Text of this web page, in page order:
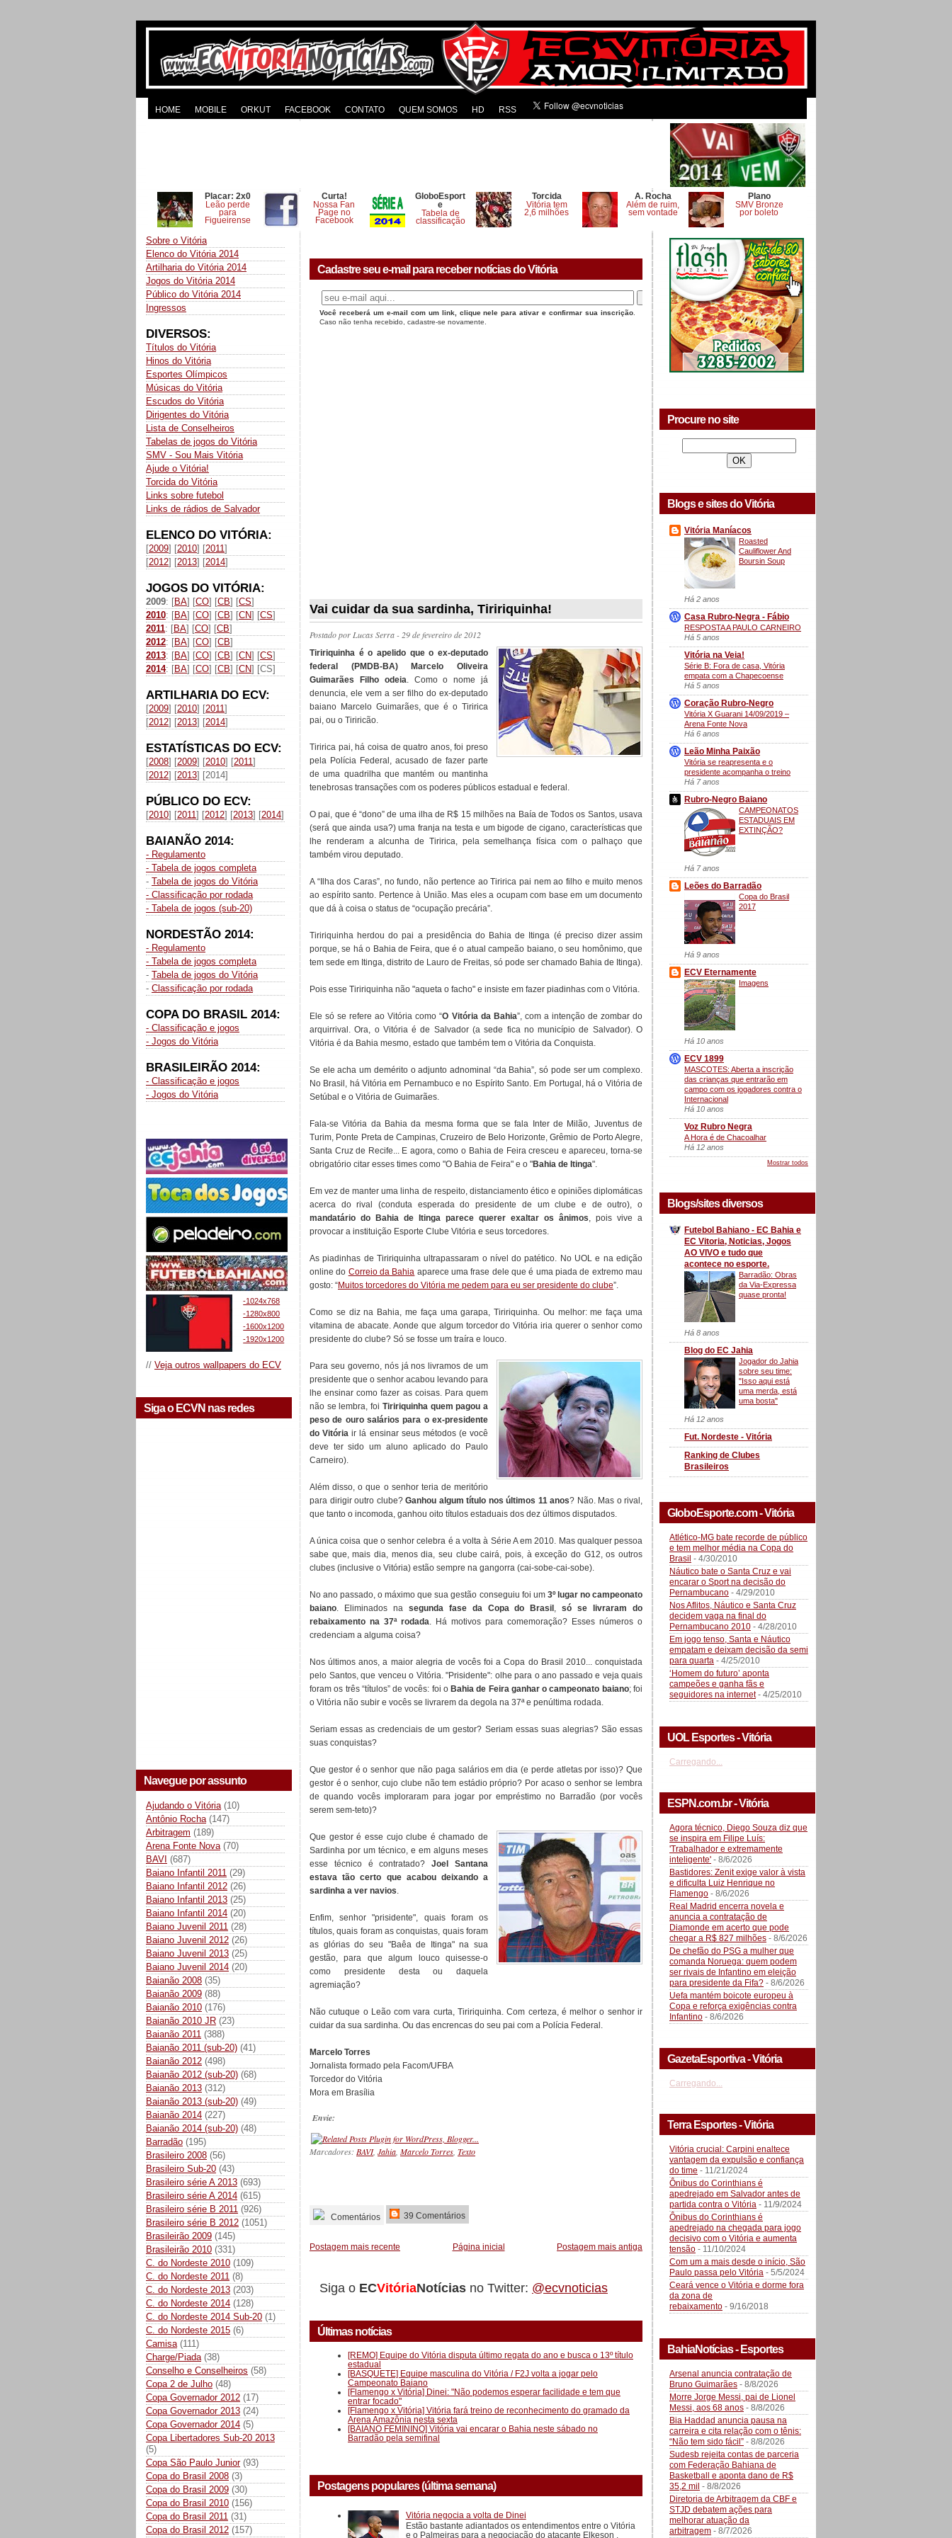
HOME MOBILE ORKUT FACEBOOK CONTATO QUEM SOMOS HD RSS
Placar: 2x0
Leão perde
para
Figueirense
Curta!
Nossa Fan
Page no
Facebook
GloboEsport
e
Tabela de
classificação
Torcida
Vitória tem
2,6 milhões
A. Rocha
Além de ruim,
sem vontade
Plano
SMV Bronze
por boleto
Sobre o Vitória
Elenco do Vitória 2014
Artilharia do Vitória 2014
Jogos do Vitória 2014
Público do Vitória 2014
Ingressos
DIVERSOS:
Títulos do Vitória
Hinos do Vitória
Esportes Olímpicos
Músicas do Vitória
Escudos do Vitória
Dirigentes do Vitória
Lista de Conselheiros
Tabelas de jogos do Vitória
SMV - Sou Mais Vitória
Ajude o Vitória!
Torcida do Vitória
Links sobre futebol
Links de rádios de Salvador
ELENCO DO VITÓRIA:
[2009] [2010] [2011]
[2012] [2013] [2014]
JOGOS DO VITÓRIA:
2009: [BA] [CO] [CB] [CS]
2010: [BA] [CO] [CB] [CN] [CS]
2011: [BA] [CO] [CB]
2012: [BA] [CO] [CB]
2013: [BA] [CO] [CB] [CN] [CS]
2014: [BA] [CO] [CB] [CN] [CS]
ARTILHARIA DO ECV:
[2009] [2010] [2011]
[2012] [2013] [2014]
ESTATÍSTICAS DO ECV:
[2008] [2009] [2010] [2011]
[2012] [2013] [2014]
PÚBLICO DO ECV:
[2010] [2011] [2012] [2013] [2014]
BAIANÃO 2014:
- Regulamento
- Tabela de jogos completa
- Tabela de jogos do Vitória
- Classificação por rodada
- Tabela de jogos (sub-20)
NORDESTÃO 2014:
- Regulamento
- Tabela de jogos completa
- Tabela de jogos do Vitória
- Classificação por rodada
COPA DO BRASIL 2014:
- Classificação e jogos
- Jogos do Vitória
BRASILEIRÃO 2014:
- Classificação e jogos
- Jogos do Vitória
-1024x768
-1280x800
-1600x1200
-1920x1200
// Veja outros wallpapers do ECV
Siga o ECVN nas redes
Navegue por assunto
Ajudando o Vitória (10)
Antônio Rocha (147)
Arbitragem (189)
Arena Fonte Nova (70)
BAVI (687)
Baiano Infantil 2011 (29)
Baiano Infantil 2012 (26)
Baiano Infantil 2013 (25)
Baiano Infantil 2014 (20)
Baiano Juvenil 2011 (28)
Baiano Juvenil 2012 (26)
Baiano Juvenil 2013 (25)
Baiano Juvenil 2014 (20)
Baianão 2008 (35)
Baianão 2009 (88)
Baianão 2010 (176)
Baianão 2010 JR (23)
Baianão 2011 (388)
Baianão 2011 (sub-20) (41)
Baianão 2012 (498)
Baianão 2012 (sub-20) (68)
Baianão 2013 (312)
Baianão 2013 (sub-20) (49)
Baianão 2014 (227)
Baianão 2014 (sub-20) (48)
Barradão (195)
Brasileiro 2008 (56)
Brasileiro Sub-20 (43)
Brasileiro série A 2013 (693)
Brasileiro série A 2014 (615)
Brasileiro série B 2011 (926)
Brasileiro série B 2012 (1051)
Brasileirão 2009 (145)
Brasileirão 2010 (331)
C. do Nordeste 2010 (109)
C. do Nordeste 2011 (8)
C. do Nordeste 2013 (203)
C. do Nordeste 2014 (128)
C. do Nordeste 2014 Sub-20 (1)
C. do Nordeste 2015 (6)
Camisa (111)
Charge/Piada (38)
Conselho e Conselheiros (58)
Copa 2 de Julho (48)
Copa Governador 2012 (17)
Copa Governador 2013 (24)
Copa Governador 2014 (5)
Copa Libertadores Sub-20 2013
(5)
Copa São Paulo Junior (93)
Copa do Brasil 2008 (3)
Copa do Brasil 2009 (30)
Copa do Brasil 2010 (156)
Copa do Brasil 2011 (31)
Copa do Brasil 2012 (157)
Cadastre seu e-mail para receber notícias do Vitória
Você receberá um e-mail com um link, clique nele para ativar e confirmar sua inscrição
Caso não tenha recebido, cadastre-se novamente.
Vai cuidar da sua sardinha, Tiririquinha!
Postado porLucas Serra- 29 de fevereiro de 2012
Tiririquinha é o apelido que o ex-deputado
federal (PMDB-BA) Marcelo Oliveira
Guimarães Filho odeia. Como o nome já
denuncia, ele vem a ser filho do ex-deputado
baiano Marcelo Guimarães, que é o Tiririca
pai, ou o Tiriricão.
Tiririca pai, há coisa de quatro anos, foi preso
pela Polícia Federal, acusado de fazer parte
de uma quadrilha que mantém ou mantinha
tenebrosas transações com os poderes públicos estadual e federal.
O pai, que é “dono” de uma ilha de R$ 15 milhões na Baía de Todos os Santos, usava
(será que ainda usa?) uma franja na testa e um bigode de cigano, características que
lhe renderam a alcunha de Tiririca, pela semelhança física com o palhaço que
também virou deputado.
A “Ilha dos Caras”, no fundo, não pertence ao Tiririca pai nem ao filho e muito menos
ao espírito santo. Pertence à União. Mas eles a ocupam com base em um documento
que dá à coisa o status de “ocupação precária”.
Tiririquinha herdou do pai a presidência do Bahia de Itinga (é preciso dizer assim
porque, se há o Bahia de Feira, que é o atual campeão baiano, o seu homônimo, que
tem sede em Itinga, distrito de Lauro de Freitas, só pode ser chamado Bahia de Itinga).
Pois esse Tiririquinha não "aqueta o facho" e insiste em fazer piadinhas com o Vitória.
Ele só se refere ao Vitória como “O Vitória da Bahia”, com a intenção de zombar do
arquirrival. Ora, o Vitória é de Salvador (a sede fica no município de Salvador). O
Vitória é da Bahia mesmo, estado que também tem o Vitória da Conquista.
Se ele acha um demérito o adjunto adnominal “da Bahia”, só pode ser um complexo.
No Brasil, há Vitória em Pernambuco e no Espírito Santo. Em Portugal, há o Vitória de
Setúbal e o Vitória de Guimarães.
Fala-se Vitória da Bahia da mesma forma que se fala Inter de Milão, Juventus de
Turim, Ponte Preta de Campinas, Cruzeiro de Belo Horizonte, Grêmio de Porto Alegre,
Santa Cruz de Recife... E agora, como o Bahia de Feira cresceu e apareceu, torna-se
obrigatório citar esses times como "O Bahia de Feira" e o "Bahia de Itinga".
Em vez de manter uma linha de respeito, distanciamento ético e opiniões diplomáticas
acerca do rival (conduta esperada do presidente de um clube e de outro), o
mandatário do Bahia de Itinga parece querer exaltar os ânimos, pois vive a
provocar a instituição Esporte Clube Vitória e seus torcedores.
As piadinhas de Tiririquinha ultrapassaram o nível do patético. No UOL e na edição
online do Correio da Bahia aparece uma frase dele que é uma piada de extremo mau
gosto: “Muitos torcedores do Vitória me pedem para eu ser presidente do clube”.
Como se diz na Bahia, me faça uma garapa, Tiririquinha. Ou melhor: me faça uma
vitamina de abacate. Aonde que algum torcedor do Vitória iria querer o senhor como
presidente do clube? Só se fosse um traíra e louco.
Para seu governo, nós já nos livramos de um
presidente que o senhor acabou levando para
lhe ensinar como fazer as coisas. Para quem
não se lembra, foi Tiririquinha quem pagou a
peso de ouro salários para o ex-presidente
do Vitória ir lá ensinar seus métodos (e você
deve ter sido um aluno aplicado do Paulo
Carneiro).
Além disso, o que o senhor teria de meritório
para dirigir outro clube? Ganhou algum título nos últimos 11 anos? Não. Mas o rival,
que tanto o incomoda, ganhou oito títulos estaduais dos dez últimos disputados.
A única coisa que o senhor celebra é a volta à Série A em 2010. Mas qualquer pessoa
sabe que, mais dia, menos dia, seu clube cairá, pois, à exceção do G12, os outros
clubes (inclusive o Vitória) estão sempre na gangorra (cai-sobe-cai-sobe).
No ano passado, o máximo que sua gestão conseguiu foi um 3º lugar no campeonato
baiano. Eliminados na segunda fase da Copa do Brasil ,só se livraram do
rebaixamento na 37ª rodada. Há motivos para comemoração? Esses números o
credenciam a alguma coisa?
Nos últimos anos, a maior alegria de vocês foi a Copa do Brasil 2010... conquistada
pelo Santos, que venceu o Vitória. "Prisidente": olhe para o ano passado e veja quais
foram os três “títulos” de vocês: foi o Bahia de Feira ganhar o campeonato baiano; foi
o Vitória não subir e vocês se livrarem da degola na 37ª e penúltima rodada.
Seriam essas as credenciais de um gestor? Seriam essas suas alegrias? São essas
suas conquistas?
Que gestor é o senhor que não paga salários em dia (e perde atletas por isso)? Que
gestor é o senhor, cujo clube não tem estádio próprio? Por acaso o senhor se lembra
de quando vocês imploraram para jogar por empréstimo no Barradão (por vocês
serem sem-teto)?
Que gestor é esse cujo clube é chamado de
Sardinha por um técnico, e em alguns meses
esse técnico é contratado?Joel Santana
estava tão certo que acabou deixando a
sardinha a ver navios.
Enfim, senhor "prisidente", quais foram os
títulos, quais foram as conquistas, quais foram
as glórias do seu "Baêa de Itinga" na sua
gestão, para que algum louco quisesse-o
como presidente desta ou daquela
agremiação?
Não cutuque o Leão com vara curta, Tiririquinha. Com certeza, é melhor o senhor ir
cuidar da sua sardinha. Ou das encrencas do seu pai com a Polícia Federal.
Marcelo Torres
Jornalista formado pela Facom/UFBA
Torcedor do Vitória
Mora em Brasília
Envie:
Marcadores: BAVI, Jahia, Marcelo Torres, Texto
Comentários 39 Comentários
Postagem mais recente Postagem mais antiga
Página inicial
Siga o ECVitóriaNotícias no Twitter: @ecvnoticias
Últimas notícias
[REMO] Equipe do Vitória disputa último regata do ano e busca o 13º título
estadual
[BASQUETE] Equipe masculina do Vitória / F2J volta a jogar pelo
Campeonato Baiano
[Flamengo x Vitória] Dinei: "Não podemos esperar facilidade e tem que
entrar focado"
[Flamengo x Vitória] Vitória fará treino de reconhecimento do gramado da
Arena Amazônia nesta sexta
[BAIANO FEMININO] Vitória vai encarar o Bahia neste sábado no
Barradão pela semifinal
Postagens populares (última semana)
Vitória negocia a volta de Dinei
Estão bastante adiantados os entendimentos entre o Vitória
e o Palmeiras para a negociação do atacante Elkeson .
Procure no site
Blogs e sites do Vitória
Vitória Maníacos
Roasted
Cauliflower And
Boursin Soup
Há 2 anos
Casa Rubro-Negra - Fábio
RESPOSTA A PAULO CARNEIRO
Há 5 anos
Vitória na Veia!
Série B: Fora de casa, Vitória
empata com a Chapecoense
Há 5 anos
Coração Rubro-Negro
Vitória X Guarani 14/09/2019 –
Arena Fonte Nova
Há 6 anos
Leão Minha Paixão
Vitória se reapresenta e o
presidente acompanha o treino
Há 7 anos
Rubro-Negro Baiano
CAMPEONATOS
ESTADUAIS EM
EXTINÇÃO?
Há 7 anos
Leões do Barradão
Copa do Brasil
2017
Há 9 anos
ECV Eternamente
Imagens
Há 10 anos
ECV 1899
MASCOTES: Aberta a inscrição
das crianças que entrarão em
campo com os jogadores contra o
Internacional
Há 10 anos
Voz Rubro Negra
A Hora é de Chacoalhar
Há 12 anos
Mostrar todos
Blogs/sites diversos
Futebol Bahiano - EC Bahia e
EC Vitoria, Noticias, Jogos
AO VIVO e tudo que
acontece no esporte.
Barradão: Obras
da Via-Expressa
quase pronta!
Há 8 anos
Blog do EC Jahia
Jogador do Jahia
sobre seu time:
"Isso aqui está
uma merda, está
uma bosta"
Há 12 anos
Fut. Nordeste - Vitória
Ranking de Clubes
Brasileiros
GloboEsporte.com - Vitória
Atlético-MG bate recorde de público
e tem melhor média na Copa do
Brasil - 4/30/2010
Náutico bate o Santa Cruz e vai
encarar o Sport na decisão do
Pernambucano - 4/29/2010
Nos Aflitos, Náutico e Santa Cruz
decidem vaga na final do
Pernambucano 2010 - 4/28/2010
Em jogo tenso, Santa e Náutico
empatam e deixam decisão da semi
para quarta - 4/25/2010
‘Homem do futuro’ aponta
campeões e ganha fãs e
seguidores na internet- 4/25/2010
UOL Esportes - Vitória
Carregando...
ESPN.com.br - Vitória
Agora técnico, Diego Souza diz que
se inspira em Filipe Luís:
'Trabalhador e extremamente
inteligente' - 8/6/2026
Bastidores: Zenit exige valor à vista
e dificulta Luiz Henrique no
Flamengo - 8/6/2026
Real Madrid encerra novela e
anuncia a contratação de
Diamonde em acerto que pode
chegar a R$ 827 milhões - 8/6/2026
De chefão do PSG a mulher que
comanda Noruega: quem podem
ser rivais de Infantino em eleição
para presidente da Fifa? - 8/6/2026
Uefa mantém boicote europeu à
Copa e reforça exigências contra
Infantino - 8/6/2026
GazetaEsportiva - Vitória
Carregando...
Terra Esportes - Vitória
Vitória crucial: Carpini enaltece
vantagem da expulsão e confiança
do time - 11/21/2024
Ônibus do Corinthians é
apedrejado em Salvador antes de
partida contra o Vitória - 11/9/2024
Ônibus do Corinthians é
apedrejado na chegada para jogo
decisivo com o Vitória e aumenta
tensão - 11/10/2024
Com um a mais desde o início, São
Paulo passa pelo Vitória - 5/5/2024
Ceará vence o Vitória e dorme fora
da zona de
rebaixamento - 9/16/2018
BahiaNotícias - Esportes
Arsenal anuncia contratação de
Bruno Guimarães - 8/8/2026
Morre Jorge Messi, pai de Lionel
Messi, aos 68 anos - 8/8/2026
Bia Haddad anuncia pausa na
carreira e cita relação com o tênis:
“Não tem sido fácil” - 8/8/2026
Sudesb rejeita contas de parceria
com Federação Bahiana de
Basketball e aponta dano de R$
35,2 mil - 8/8/2026
Diretoria de Arbitragem da CBF e
STJD debatem ações para
melhorar atuação da
arbitragem - 8/7/2026